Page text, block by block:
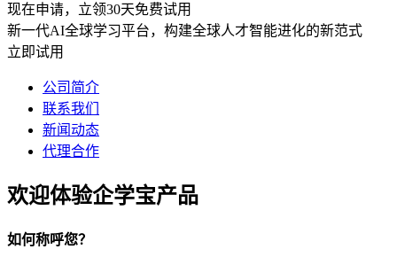
现在申请，立领30天免费试用
新一代AI全球学习平台，构建全球人才智能进化的新范式
立即试用
公司简介
联系我们
新闻动态
代理合作
欢迎体验企学宝产品
如何称呼您？